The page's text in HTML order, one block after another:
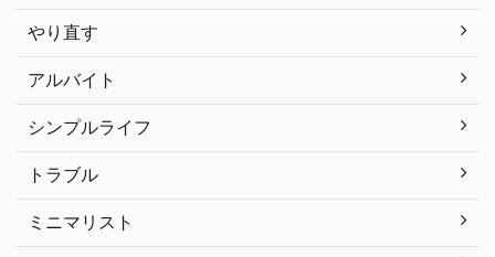
やり直す
アルバイト
シンプルライフ
トラブル
ミニマリスト